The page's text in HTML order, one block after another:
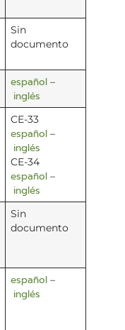
Sin
documento
español–
inglés
CE-33
español–
inglés
CE-34
español–
inglés
Sin
documento
español–
inglés